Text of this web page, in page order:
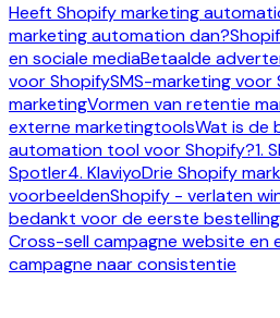
Heeft Shopify marketing
marketing automation dan?
en sociale mediaBetaalde
voor ShopifySMS-marketing voor
marketingVormen van retentie
externe marketingtoolsWat is de
automation tool voor Shopify?1.
Spotler4. KlaviyoDrie Shopify
voorbeeldenShopify - verlaten
bedankt voor de eerste
Cross-sell campagne website en
campagne naar consistentie